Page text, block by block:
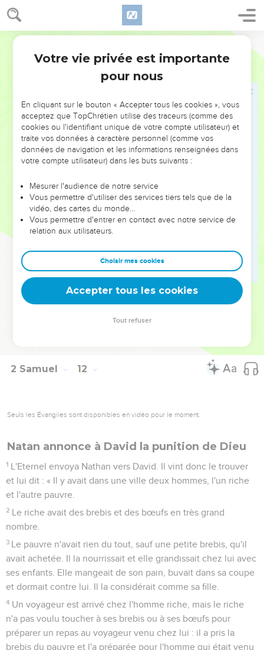
2 Samuel 11
la muraille ?
Qui a tué Abimélec, le fils de Jerubbésheth ? C’est une
femme qui a lancé sur lui, du haut de la muraille, un morceau
de meule de moulin et il en est mort à Thébets ! Pourquoi
vous êtes-vous approchés de la muraille ?’Alors tu diras :
‘Ton serviteur Urie le Hittite est mort aussi.’ »
Le messager partit et, à son arrivée, il rapporta à David
tout ce que Joab lui avait ordonné de dire.
Il dit à David : « Ces gens ont pris l'avantage sur nous. Ils
avaient fait une sortie contre nous dans la campagne et nous
les avons repoussés jusqu'à la porte de la ville.
muraille et plusieurs des serviteurs du roi ont été tués. Ton
serviteur Urie le Hittite est mort aussi. »
David dit au messager : « Voici ce que tu diras à Joab : ‘Ne
sois pas peiné de cette affaire, car l'épée dévore tantôt l'un,
tantôt l'autre. Renforce ton combat contre cette ville et
détruis-la.’Quant à toi, encourage-le ! »
La femme d'Urie apprit que son mari était mort et elle le
pleura.
Quand sa période de deuil fut passée, David l'envoya
2 Samuel 12
Seuls les Évangiles sont disponibles en vidéo pour le moment.
Natan annonce à David la punition de Dieu
1 L'Eternel envoya Nathan vers David. Il vint donc le trouver
et lui dit : « Il y avait dans une ville deux hommes, l'un riche
et l'autre pauvre.
2 Le riche avait des brebis et des bœufs en très grand
nombre.
3 Le pauvre n'avait rien du tout, sauf une petite brebis, qu'il
avait achetée. Il la nourrissait et elle grandissait chez lui avec
ses enfants. Elle mangeait de son pain, buvait dans sa coupe
et dormait contre lui. Il la considérait comme sa fille.
4 Un voyageur est arrivé chez l'homme riche, mais le riche
n'a pas voulu toucher à ses brebis ou à ses bœufs pour
préparer un repas au voyageur venu chez lui : il a pris la
brebis du pauvre et l'a préparée pour l'homme qui était venu
Votre vie privée est importante
pour nous
En cliquant sur le bouton « Accepter tous les cookies », vous
acceptez que TopChrétien utilise des traceurs (comme des
cookies ou l'identifiant unique de votre compte utilisateur) et
traite vos données à caractère personnel (comme vos
données de navigation et les informations renseignées dans
votre compte utilisateur) dans les buts suivants :
Mesurer l'audience de notre service
Vous permettre d'utiliser des services tiers tels que de la
vidéo, des cartes du monde…
Vous permettre d'entrer en contact avec notre service de
relation aux utilisateurs.
Choisir mes cookies
Accepter tous les cookies
Tout refuser